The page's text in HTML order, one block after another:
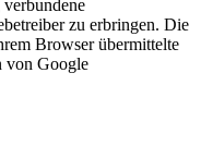
zu erbringen. Die
Browser übermittelte
von Google